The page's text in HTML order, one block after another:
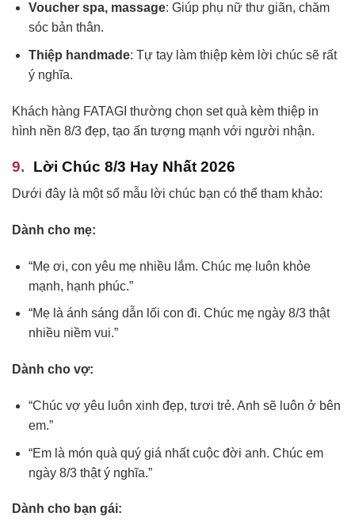
Voucher spa, massage: Giúp phụ nữ thư giãn, chăm
sóc bản thân.
Thiệp handmade: Tự tay làm thiệp kèm lời chúc sẽ rất
ý nghĩa.
Khách hàng FATAGI thường chọn set quà kèm thiệp in
hình nền 8/3 đẹp, tạo ấn tượng mạnh với người nhận.
Lời Chúc 8/3 Hay Nhất 2026
Dưới đây là một số mẫu lời chúc bạn có thể tham khảo:
Dành cho mẹ:
“Mẹ ơi, con yêu mẹ nhiều lắm. Chúc mẹ luôn khỏe
mạnh, hạnh phúc.”
“Mẹ là ánh sáng dẫn lối con đi. Chúc mẹ ngày 8/3 thật
nhiều niềm vui.”
Dành cho vợ:
“Chúc vợ yêu luôn xinh đẹp, tươi trẻ. Anh sẽ luôn ở bên
em.”
“Em là món quà quý giá nhất cuộc đời anh. Chúc em
ngày 8/3 thật ý nghĩa.”
Dành cho bạn gái: